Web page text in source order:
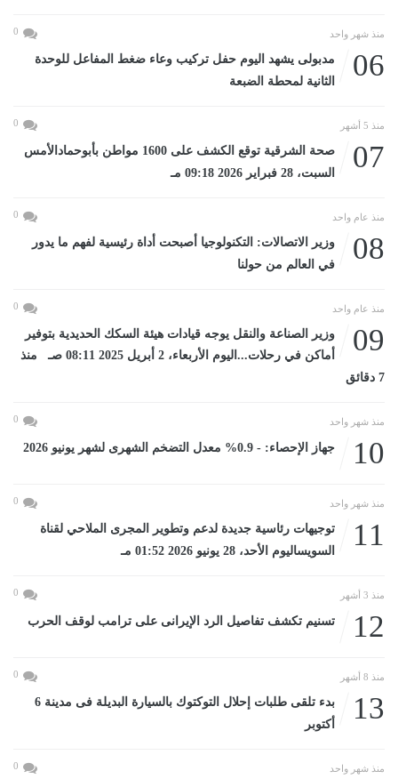
منذ شهر واحد 0
06
مدبولى يشهد اليوم حفل تركيب وعاء ضغط المفاعل للوحدة
الثانية لمحطة الضبعة
منذ 5 أشهر 0
07
صحة الشرقية توقع الكشف على 1600 مواطن بأبوحمادالأمس
السبت، 28 فبراير 2026 09:18 مـ
منذ عام واحد 0
08
وزير الاتصالات: التكنولوجيا أصبحت أداة رئيسية لفهم ما يدور
في العالم من حولنا
منذ عام واحد 0
09
وزير الصناعة والنقل يوجه قيادات هيئة السكك الحديدية بتوفير
أماكن في رحلات...اليوم الأربعاء، 2 أبريل 2025 08:11 صـ منذ
7 دقائق
منذ شهر واحد 0
10 جهاز الإحصاء: - 0.9% معدل التضخم الشهرى لشهر يونيو 2026
منذ شهر واحد 0
11
توجيهات رئاسية جديدة لدعم وتطوير المجرى الملاحي لقناة
السويساليوم الأحد، 28 يونيو 2026 01:52 مـ
منذ 3 أشهر 0
12 تسنيم تكشف تفاصيل الرد الإيرانى على ترامب لوقف الحرب
منذ 8 أشهر 0
13
بدء تلقى طلبات إحلال التوكتوك بالسيارة البديلة فى مدينة 6
أكتوبر
منذ شهر واحد 0